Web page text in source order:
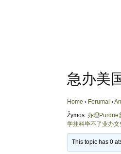
急办美
Home › Forumai ›
Žymos: 办理Purdue
学挂科毕不了业办
This topic has 0